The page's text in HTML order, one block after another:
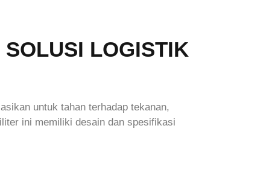
LOGISTIK
untuk tahan terhadap tekanan,
ini memiliki desain dan spesifikasi